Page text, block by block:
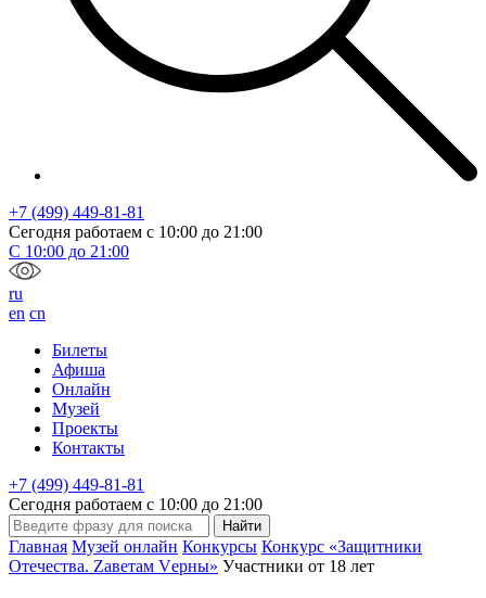
+7 (499) 449-81-81
Сегодня работаем с 10:00 до 21:00
С 10:00 до 21:00
ru
en cn
Билеты
Афиша
Онлайн
Музей
Проекты
Контакты
+7 (499) 449-81-81
Сегодня работаем с 10:00 до 21:00
Главная Музей онлайн Конкурсы Конкурс «Защитники
Отечества. Zаветам Vерны» Участники от 18 лет